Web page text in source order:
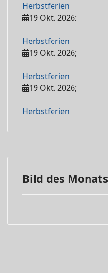
Herbstferien
19 Okt. 2026;
Herbstferien
19 Okt. 2026;
Herbstferien
19 Okt. 2026;
Herbstferien
Bild des Monats